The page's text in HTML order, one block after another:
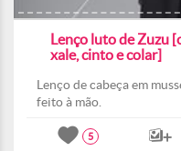
Lenço luto de Zuzu
xale, cinto e colar]
Lenço de cabeça em
feito à mão.
5